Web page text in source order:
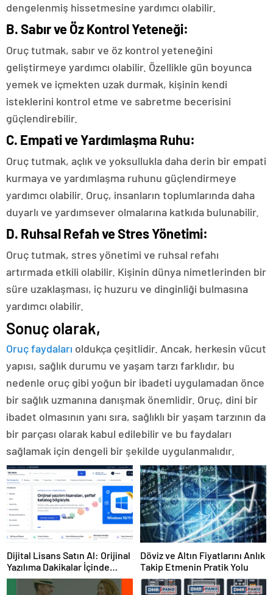
dengelenmiş hissetmesine yardımcı olabilir.
B.Sabır ve Öz Kontrol Yeteneği:
Oruç tutmak, sabır ve öz kontrol yeteneğini
geliştirmeye yardımcı olabilir. Özellikle gün boyunca
yemek ve içmekten uzak durmak, kişinin kendi
isteklerini kontrol etme ve sabretme becerisini
güçlendirebilir.
C. Empati ve Yardımlaşma Ruhu:
Oruç tutmak, açlık ve yoksullukla daha derin bir empati
kurmaya ve yardımlaşma ruhunu güçlendirmeye
yardımcı olabilir. Oruç, insanların toplumlarında daha
duyarlı ve yardımsever olmalarına katkıda bulunabilir.
D. Ruhsal Refah ve Stres Yönetimi:
Oruç tutmak, stres yönetimi ve ruhsal refahı
artırmada etkili olabilir. Kişinin dünya nimetlerinden bir
süre uzaklaşması, iç huzuru ve dinginliği bulmasına
yardımcı olabilir.
Sonuç olarak,
Oruç faydaları oldukça çeşitlidir. Ancak, herkesin vücut
yapısı, sağlık durumu ve yaşam tarzı farklıdır, bu
nedenle oruç gibi yoğun bir ibadeti uygulamadan önce
bir sağlık uzmanına danışmak önemlidir. Oruç, dini bir
ibadet olmasının yanı sıra, sağlıklı bir yaşam tarzının da
bir parçası olarak kabul edilebilir ve bu faydaları
sağlamak için dengeli bir şekilde uygulanmalıdır.
Dijital Lisans Satın Al: Orijinal
Yazılıma Dakikalar İçinde
Sahip Olun
Döviz ve Altın Fiyatlarını Anlık
Takip Etmenin Pratik Yolu